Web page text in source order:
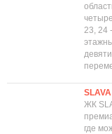
23, 24
SLAVA
ЖК
где